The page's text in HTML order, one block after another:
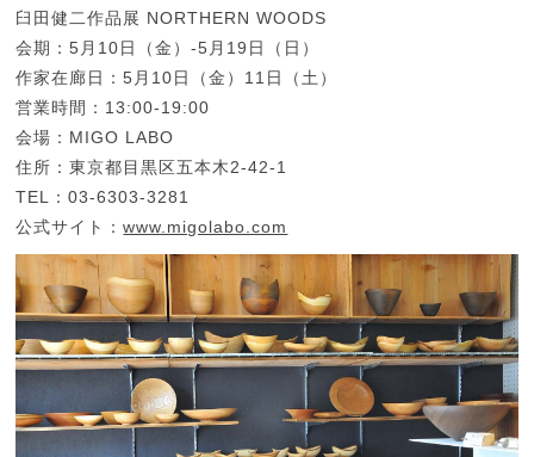
臼田健二作品展 NORTHERN WOODS
会期：5月10日（金）-5月19日（日）
作家在廊日：5月10日（金）11日（土）
営業時間：13:00-19:00
会場：MIGO LABO
住所：東京都目黒区五本木2-42-1
TEL：03-6303-3281
公式サイト：www.migolabo.com